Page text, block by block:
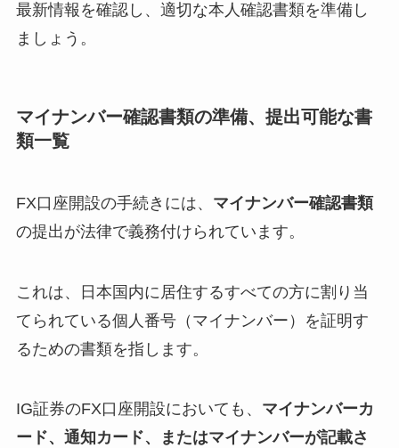
最新情報を確認し、適切な本人確認書類を準備し
ましょう。
マイナンバー確認書類の準備、提出可能な書
類一覧
FX口座開設の手続きには、 マイナンバー確認書類
の提出が法律で義務付けられています。
これは、日本国内に居住するすべての方に割り当
てられている個人番号（マイナンバー）を証明す
るための書類を指します。
IG証券のFX口座開設においても、 マイナンバーカ
ード、通知カード、またはマイナンバーが記載さ